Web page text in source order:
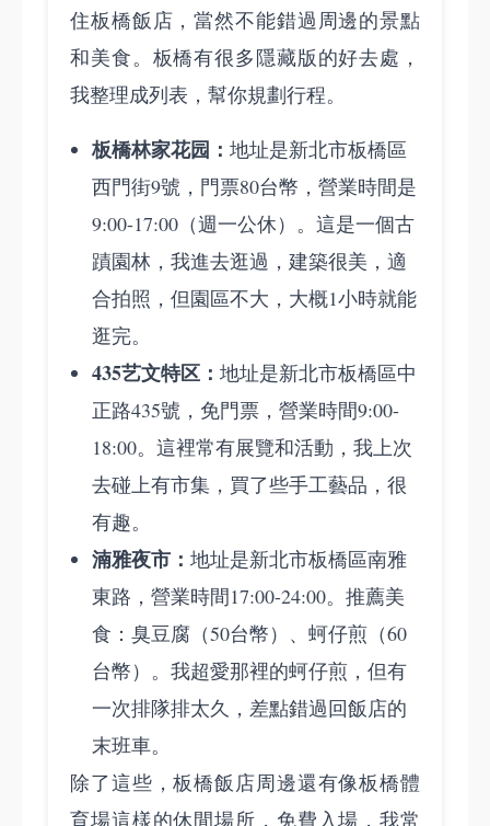
住板橋飯店，當然不能錯過周邊的景點
和美食。板橋有很多隱藏版的好去處，
我整理成列表，幫你規劃行程。
板橋林家花园： 地址是新北市板橋區
西門街9號，門票80台幣，營業時間是
9:00-17:00（週一公休）。這是一個古
蹟園林，我進去逛過，建築很美，適
合拍照，但園區不大，大概1小時就能
逛完。
435艺文特区： 地址是新北市板橋區中
正路435號，免門票，營業時間9:00-
18:00。這裡常有展覽和活動，我上次
去碰上有市集，買了些手工藝品，很
有趣。
湳雅夜市： 地址是新北市板橋區南雅
東路，營業時間17:00-24:00。推薦美
食：臭豆腐（50台幣）、蚵仔煎（60
台幣）。我超愛那裡的蚵仔煎，但有
一次排隊排太久，差點錯過回飯店的
末班車。
除了這些，板橋飯店周邊還有像板橋體
育場這樣的休閒場所，免費入場，我常